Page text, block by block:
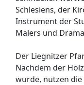
Schlesiens, der
Instrument der
Malers und
Der Liegnitzer
Nachdem der
wurde, nutzen die